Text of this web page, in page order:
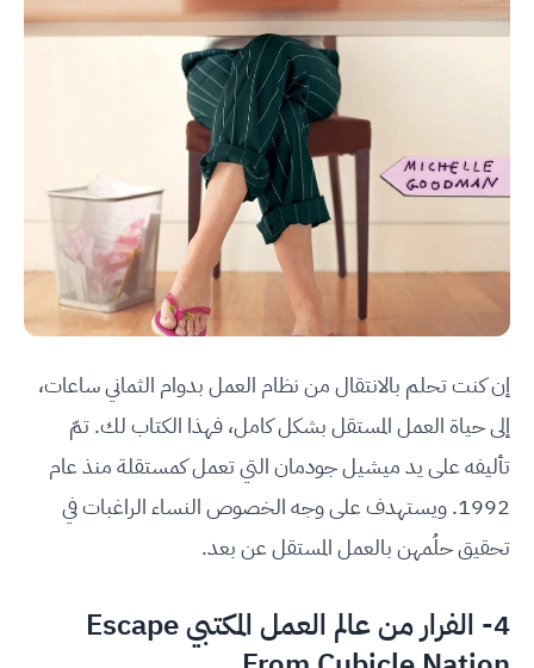
إن كنت تحلم بالانتقال من نظام العمل بدوام الثماني ساعات،
إلى حياة العمل المستقل بشكل كامل، فهذا الكتاب لك. تمّ
تأليفه على يد ميشيل جودمان التي تعمل كمستقلة منذ عام
1992. ويستهدف على وجه الخصوص النساء الراغبات في
تحقيق حلُمهن بالعمل المستقل عن بعد.
4- الفرار من عالم العمل المكتبي Escape